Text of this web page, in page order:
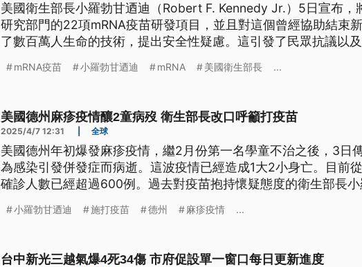
美國衛生部長小羅勃甘迺迪（Robert F. Kennedy Jr.）5日宣布，
研究部門的22項mRNA疫苗研發項目，並且對這個曾經協助結束
了數百萬人生命的技術，提出安全性疑慮。這引發了民眾抗議以
mRNA疫苗 小羅勃甘迺迪 mRNA 美國衛生部長 ...
美國德州麻疹疫情釀2童病歿 衛生部長改口呼籲打疫苗
2025/4/7 12:31 全球
美國德州年初爆發麻疹疫情，繼2月份第一名學童不治之後，3日
為感染引發併發症而病逝。這波疫情已經造成1大2小身亡。目前
確診人數已經超過600例。過去對疫苗抱持懷疑態度的衛生部長小
有效的方式，已經責成衛生部提供相關的醫療協助。
小羅勃甘迺迪 施打疫苗 德州 麻疹疫情 ...
台中新光三越氣爆4死34傷 市府促設單一窗口每日更新進度